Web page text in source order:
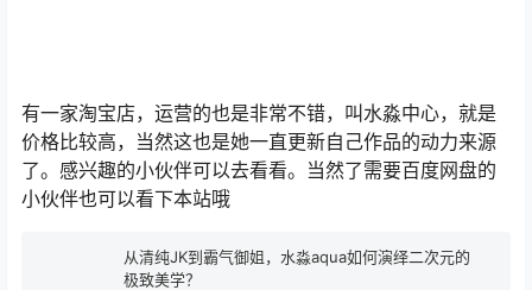
有一家淘宝店，运营的也是非常不错，叫水淼中心，就是
价格比较高，当然这也是她一直更新自己作品的动力来源
了。感兴趣的小伙伴可以去看看。当然了需要百度网盘的
小伙伴也可以看下本站哦
从清纯JK到霸气御姐，水淼aqua如何演绎二次元的
极致美学？